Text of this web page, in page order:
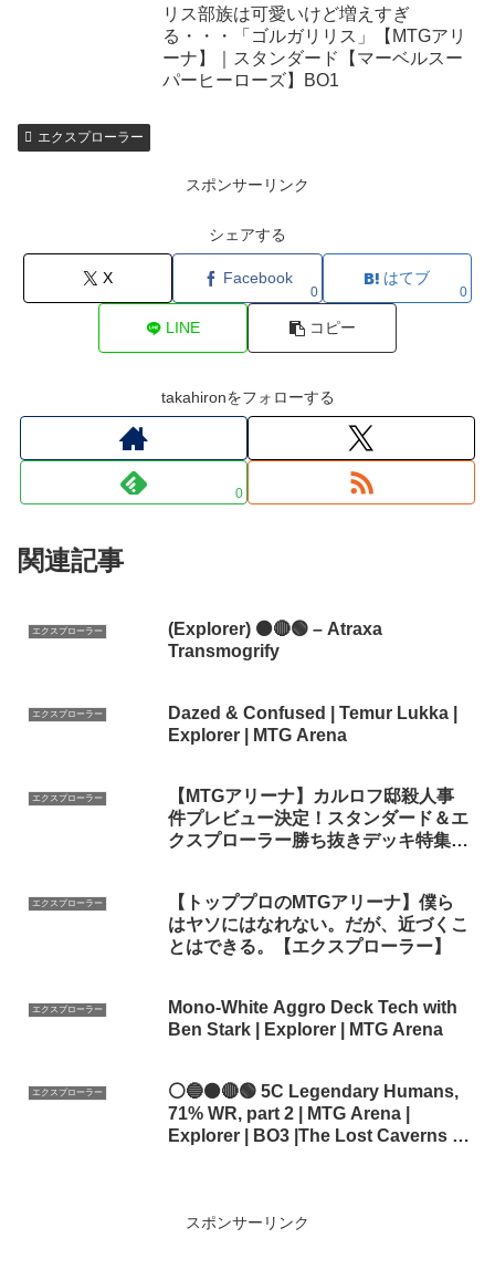
リス部族は可愛いけど増えすぎ
る・・・「ゴルガリリス」【MTGアリ
ーナ】｜スタンダード【マーベルスー
パーヒーローズ】BO1
エクスプローラー
スポンサーリンク
シェアする
X Facebook
0
はてブ
0
LINE コピー
takahironをフォローする
0
関連記事
エクスプローラー
(Explorer) ⚫🔴🟢 – Atraxa
Transmogrify
エクスプローラー
Dazed & Confused | Temur Lukka |
Explorer | MTG Arena
エクスプローラー
【MTGアリーナ】カルロフ邸殺人事
件プレビュー決定！スタンダード＆エ
クスプローラー勝ち抜きデッキ特集な
エクスプローラー
【トッププロのMTGアリーナ】僕ら
はヤソにはなれない。だが、近づくこ
とはできる。【エクスプローラー】
エクスプローラー
Mono-White Aggro Deck Tech with
Ben Stark | Explorer | MTG Arena
エクスプローラー
⚪🔵⚫🔴🟢 5C Legendary Humans,
71% WR, part 2 | MTG Arena |
Explorer | BO3 |The Lost Caverns of
スポンサーリンク